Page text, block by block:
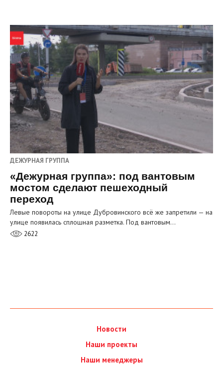
ДЕЖУРНАЯ ГРУППА
«Дежурная группа»: под вантовым
мостом сделают пешеходный
переход
Левые повороты на улице Дубровинского всё же запретили — на
улице появилась сплошная разметка. Под вантовым…
2622
Новости
Наши проекты
Наши менеджеры